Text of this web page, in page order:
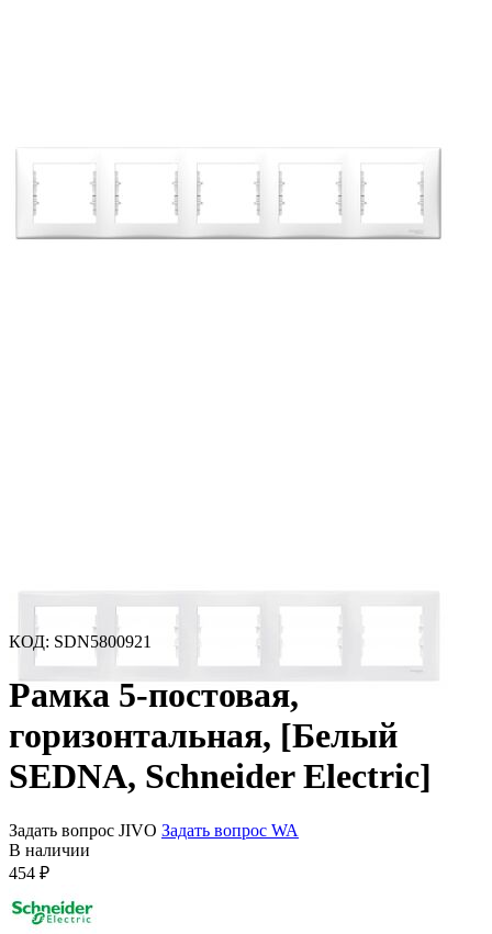
КОД: SDN5800921
Рамка 5-постовая,
горизонтальная, [Белый
SEDNA, Schneider Electric]
Задать вопрос JIVO Задать вопрос WA
В наличии
454 ₽